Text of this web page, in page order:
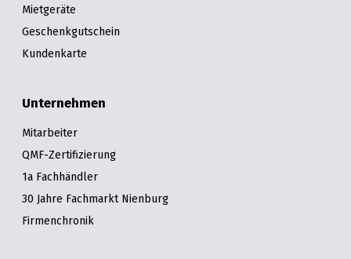
Mietgeräte
Geschenkgutschein
Kundenkarte
Unternehmen
Mitarbeiter
QMF-Zertifizierung
1a Fachhändler
30 Jahre Fachmarkt Nienburg
Firmenchronik